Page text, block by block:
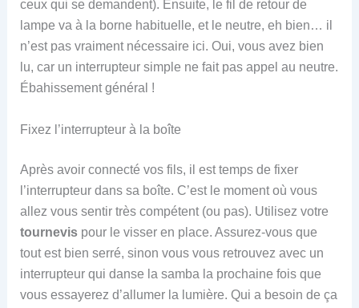
ceux qui se demandent). Ensuite, le fil de retour de
lampe va à la borne habituelle, et le neutre, eh bien… il
n’est pas vraiment nécessaire ici. Oui, vous avez bien
lu, car un interrupteur simple ne fait pas appel au neutre.
Ébahissement général !
Fixez l’interrupteur à la boîte
Après avoir connecté vos fils, il est temps de fixer
l’interrupteur dans sa boîte. C’est le moment où vous
allez vous sentir très compétent (ou pas). Utilisez votre
tournevispour le visser en place. Assurez-vous que
tout est bien serré, sinon vous vous retrouvez avec un
interrupteur qui danse la samba la prochaine fois que
vous essayerez d’allumer la lumière. Qui a besoin de ça